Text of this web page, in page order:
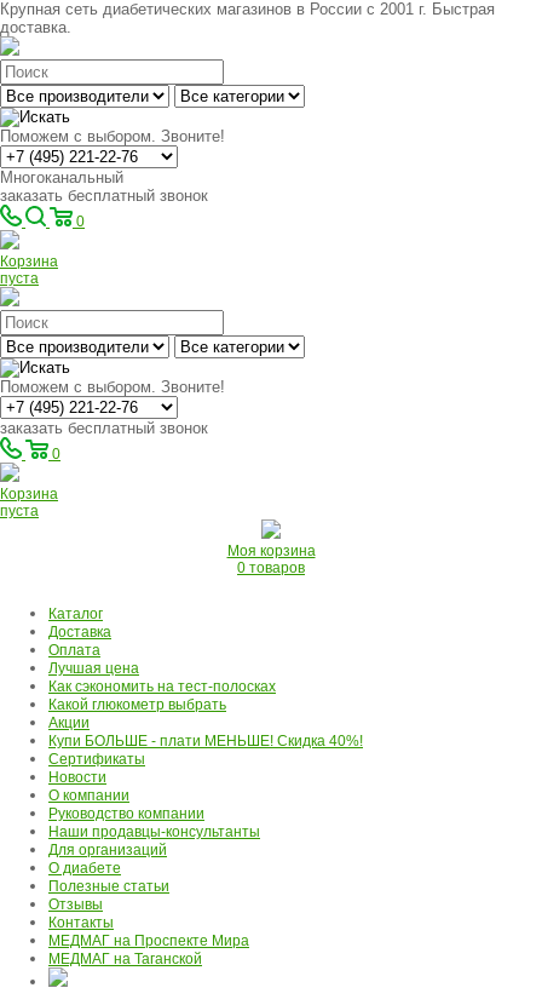
Крупная сеть диабетических магазинов в России с 2001 г. Быстрая
доставка.
Поможем с выбором. Звоните!
Многоканальный
заказать бесплатный звонок
0
Корзина
пуста
Поможем с выбором. Звоните!
заказать бесплатный звонок
0
Корзина
пуста
Моя корзина
0 товаров
Каталог
Доставка
Оплата
Лучшая цена
Как сэкономить на тест-полосках
Какой глюкометр выбрать
Акции
Купи БОЛЬШЕ - плати МЕНЬШЕ! Скидка 40%!
Сертификаты
Новости
О компании
Руководство компании
Наши продавцы-консультанты
Для организаций
О диабете
Полезные статьи
Отзывы
Контакты
МЕДМАГ на Проспекте Мира
МЕДМАГ на Таганской